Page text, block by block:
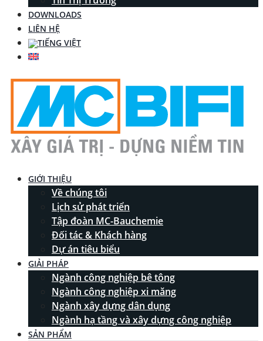
DOWNLOADS
LIÊN HỆ
GIỚI THIỆU
Về chúng tôi
Lịch sử phát triển
Tập đoàn MC-Bauchemie
Đối tác & Khách hàng
Dự án tiêu biểu
GIẢI PHÁP
Ngành công nghiệp bê tông
Ngành công nghiệp xi măng
Ngành xây dựng dân dụng
Ngành hạ tầng và xây dựng công nghiệp
SẢN PHẨM